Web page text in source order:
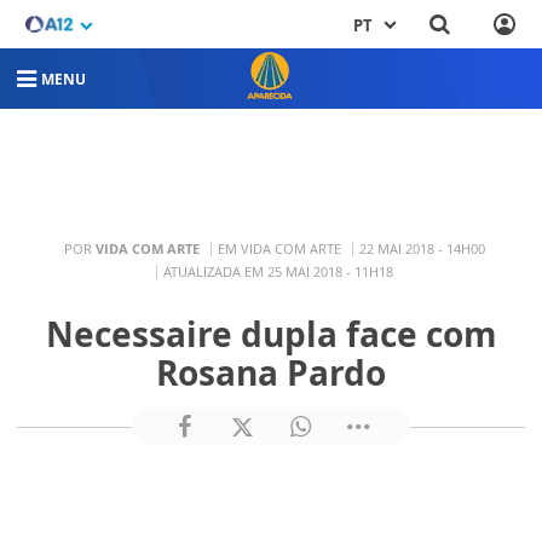
PT
MENU
POR VIDA COM ARTE EM VIDA COM ARTE
22 MAI 2018 - 14H00
ATUALIZADA EM 25 MAI 2018 - 11H18
Necessaire dupla face com
Rosana Pardo